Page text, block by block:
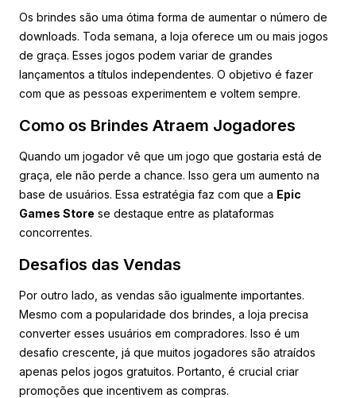
Os brindes são uma ótima forma de aumentar o número de
downloads. Toda semana, a loja oferece um ou mais jogos
de graça. Esses jogos podem variar de grandes
lançamentos a títulos independentes. O objetivo é fazer
com que as pessoas experimentem e voltem sempre.
Como os Brindes Atraem Jogadores
Quando um jogador vê que um jogo que gostaria está de
graça, ele não perde a chance. Isso gera um aumento na
base de usuários. Essa estratégia faz com que a Epic
Games Store se destaque entre as plataformas
concorrentes.
Desafios das Vendas
Por outro lado, as vendas são igualmente importantes.
Mesmo com a popularidade dos brindes, a loja precisa
converter esses usuários em compradores. Isso é um
desafio crescente, já que muitos jogadores são atraídos
apenas pelos jogos gratuitos. Portanto, é crucial criar
promoções que incentivem as compras.